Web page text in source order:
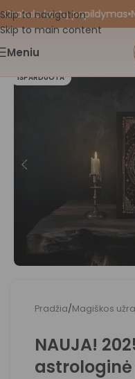
Skip to navigation
Skip to main content
kortų papildymas•
Meniu
IŠPARDUOTA
Pradžia/Magiškos
NAUJA!